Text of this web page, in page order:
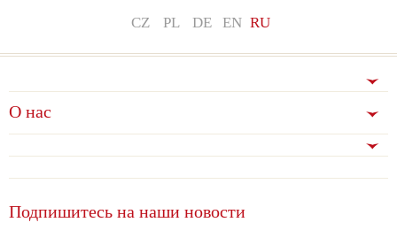
CZ PL DE EN RU
О нас
Подпишитесь на наши новости